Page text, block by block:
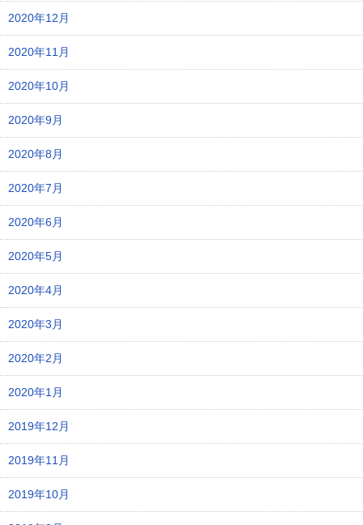
2020年12月
2020年11月
2020年10月
2020年9月
2020年8月
2020年7月
2020年6月
2020年5月
2020年4月
2020年3月
2020年2月
2020年1月
2019年12月
2019年11月
2019年10月